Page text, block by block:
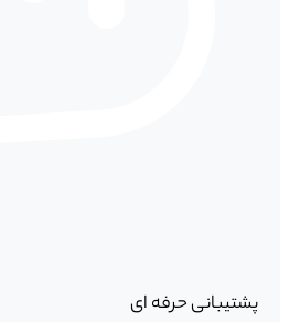
پشتیبانی حرفه ای